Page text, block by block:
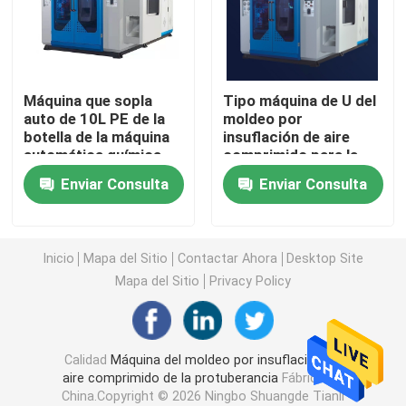
Máquina del moldeo por insuflación de aire
Los PP por insuflación de aire comprimido la máquina
Máquina de alta velocidad del moldeo por insuflación
Máquina del moldeo por insuflación de aire
máquina doble del moldeo por insuflación de aire
Máquina auxiliar plástica
Máquina que sopla
auto de 10L PE de la
botella de la máquina
automática química
del moldeo por
insuflación de aire
comprimido
Enviar Consulta
Tipo máquina de U del
moldeo por
insuflación de aire
comprimido para la
botella plástica
Enviar Consulta
Inicio Mapa del Sitio Contactar Ahora
Desktop Site
Mapa del Sitio
Privacy Policy
Calidad Máquina del moldeo por insuflación de
aire comprimido de la protuberancia Fábrica De
China.Copyright © 2026 Ningbo Shuangde Tianli